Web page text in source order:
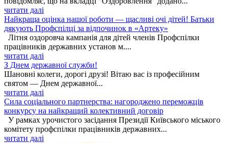
читати далі
Найкраща оцінка нашої роботи — щасливі очі дітей! Батьки
дякують Профспілці за відпочинок в «Артеку»
Літня оздоровча кампанія для дітей членів Профспілки
працівників державних установ м....
читати далі
З Днем державної служби!
Шановні колеги, дорогі друзі! Вітаю вас із професійним
святом — Днем державної...
читати далі
Сила соціального партнерства: нагороджено переможців
конкурсу на найкращий колективний договір
У рамках урочистого засідання Президії Київського міського
комітету профспілки працівників державних...
читати далі